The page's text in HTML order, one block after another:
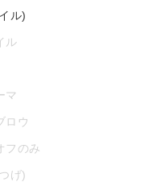
ル)
ル
マ
ロウ
フのみ
げ)